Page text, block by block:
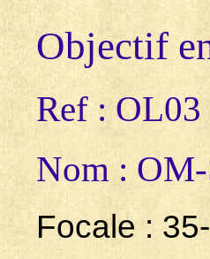
Objectif
Ref : OL03
Nom :
Focale :